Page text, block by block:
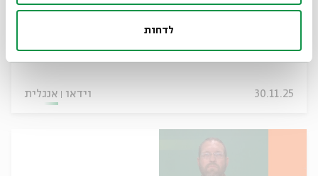
לדחות
Synagogues: The Heart of the
עם: Dr. Mechael Osband
אנגלית וידאו 30.11.25